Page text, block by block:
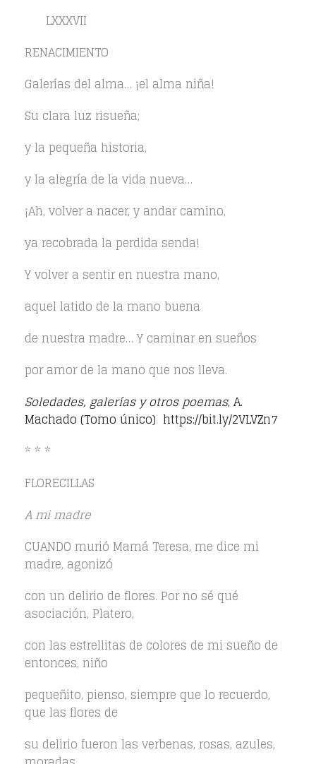
LXXXVII
RENACIMIENTO
Galerías del alma… ¡el alma niña!
Su clara luz risueña;
y la pequeña historia,
y la alegría de la vida nueva…
¡Ah, volver a nacer, y andar camino,
ya recobrada la perdida senda!
Y volver a sentir en nuestra mano,
aquel latido de la mano buena
de nuestra madre… Y caminar en sueños
por amor de la mano que nos lleva.
Soledades, galerías y otros poemas, A.
Machado (Tomo único) https://bit.ly/2VLVZn7
* * *
FLORECILLAS
A mi madre
CUANDO murió Mamá Teresa, me dice mi
madre, agonizó
con un delirio de flores. Por no sé qué
asociación, Platero,
con las estrellitas de colores de mi sueño de
entonces, niño
pequeñito, pienso, siempre que lo recuerdo,
que las flores de
su delirio fueron las verbenas, rosas, azules,